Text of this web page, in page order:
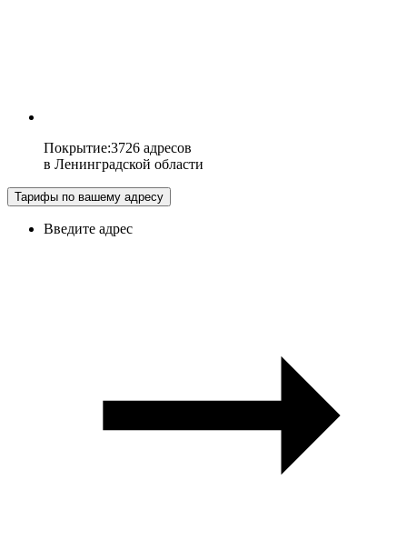
Покрытие:3726 адресов
в Ленинградской области
Тарифы по вашему адресу
Введите адрес